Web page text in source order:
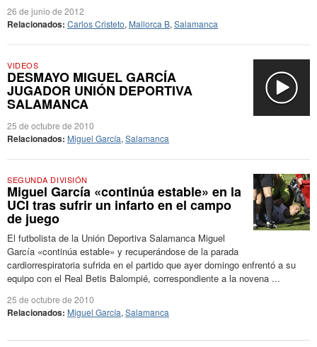
26 de junio de 2012
Relacionados: Carlos Cristeto, Mallorca B, Salamanca
VIDEOS
DESMAYO MIGUEL GARCÍA
JUGADOR UNIÓN DEPORTIVA
SALAMANCA
25 de octubre de 2010
Relacionados: Miguel García, Salamanca
SEGUNDA DIVISIÓN
Miguel García «continúa estable» en la
UCI tras sufrir un infarto en el campo
de juego
El futbolista de la Unión Deportiva Salamanca Miguel
García «continúa estable» y recuperándose de la parada
cardiorrespiratoria sufrida en el partido que ayer domingo enfrentó a su
equipo con el Real Betis Balompié, correspondiente a la novena ...
25 de octubre de 2010
Relacionados: Miguel García, Salamanca